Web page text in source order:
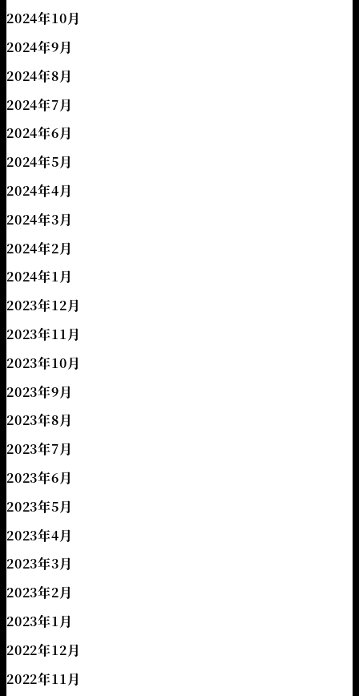
2024年10月
2024年9月
2024年8月
2024年7月
2024年6月
2024年5月
2024年4月
2024年3月
2024年2月
2024年1月
2023年12月
2023年11月
2023年10月
2023年9月
2023年8月
2023年7月
2023年6月
2023年5月
2023年4月
2023年3月
2023年2月
2023年1月
2022年12月
2022年11月